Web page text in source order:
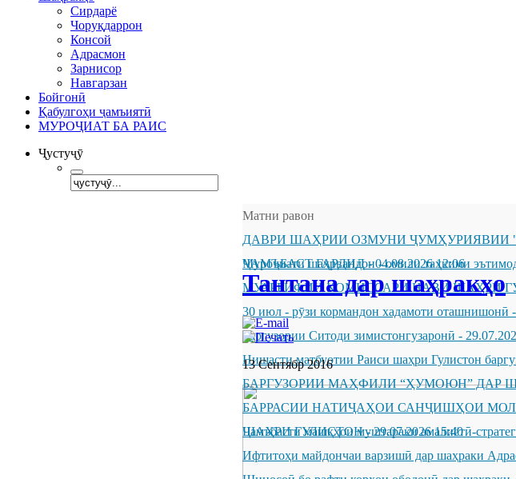
Сирдарё
Чоруқдаррон
Консой
Адрасмон
Зарнисор
Навгарзан
Бойгонӣ
Қабулгоҳи ҷамъиятӣ
МУРОҶИАТ БА РАИС
Ҷустуҷӯ
Матни равон
ДАВРИ ШАҲРИИ ОЗМУНИ ҶУМҲУРИЯВИИ
ҶАМЪБАСТ ГАРДИД-04.08.2026 12:06
Муроҷиати шаҳрвандон - омили таҳкими
МУАРРИФИИ КОМИССАРИ НАВИ ШАҲРИ
30 июл - рӯзи кормандон хадамоти оташнишонӣ -
Баргузории Ситоди зимистонгузаронӣ -
Нишасти матбуотии Раиси шаҳри Гулистон
БАРГУЗОРИИ МАҲФИЛИ “ҲУМОЮН” ДАР
БАРРАСИИ НАТИҶАҲОИ САНҶИШҲОИ
ШАҲРИ ГУЛИСТОН-29.07.2026 15:40
Ҷамъбасти машқҳои муштараки амалиётӣ-
Ифтитоҳи майдончаи варзишӣ дар шаҳраки
Тантана дар шаҳракҳо
13 Сентябр 2016